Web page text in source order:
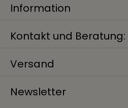
Kontakt und Beratung:
Versand
Newsletter
Information